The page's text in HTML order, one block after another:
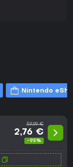
Nintendo
59,99 €
2,76 €
-95%